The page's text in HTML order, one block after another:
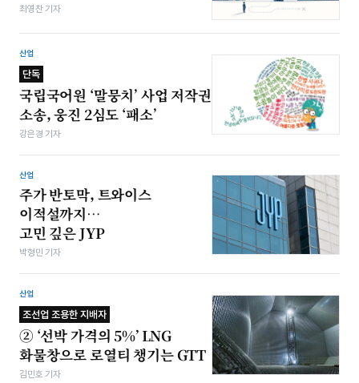
최영찬 기자
산업
단독
국립국어원 ‘말뭉치’ 사업 저작권
소송, 웅진 2심도 ‘패소’
강은경 기자
산업
주가 반토막, 트와이스
이적설까지…
고민 깊은 JYP
박형민 기자
산업
조선업 조용한 지배자
② ‘선박 가격의 5%’ LNG
화물창으로 로열티 챙기는 GTT
김민호 기자